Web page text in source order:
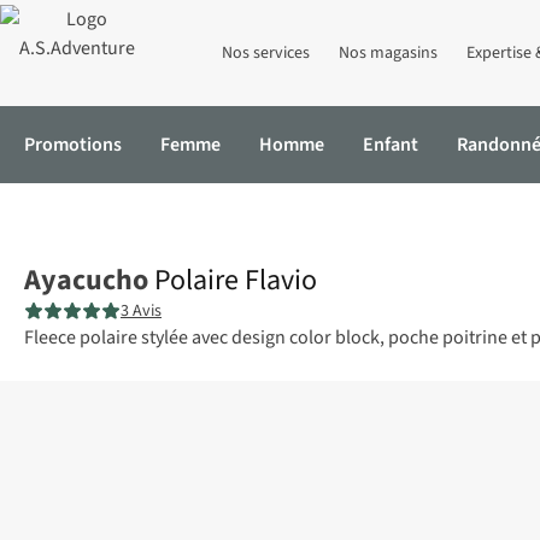
Nos services Nos magasins Expertise
Promotions Femme Homme Enfant
Ayacucho Polaire Flavio
3 Avis
Fleece polaire stylée avec design color block, poche poitrine